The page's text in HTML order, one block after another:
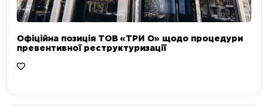
Офіційна позиція ТОВ «ТРИ О» щодо процедури
превентивної реструктуризації